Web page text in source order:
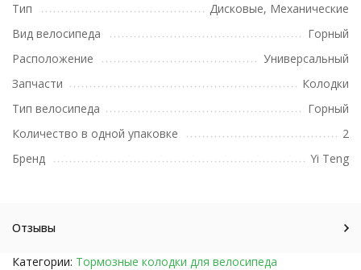
Тип
Дисковые, Механические
Вид велосипеда
Горный
Расположение
Универсальный
Запчасти
Колодки
Тип велосипеда
Горный
Количество в одной упаковке
2
Бренд
Yi Teng
Отзывы
Категории: Тормозные колодки для велосипеда